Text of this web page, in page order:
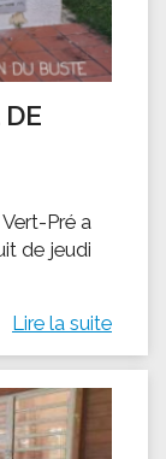
Pré a
de jeudi
Lire la suite